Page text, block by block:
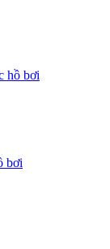
hồ bơi
bơi